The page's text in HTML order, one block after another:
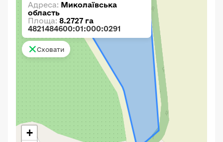
+
Адреса: Миколаївська
область
Площа: 8.2727 га
4821484600:01:000:0291
Сховати